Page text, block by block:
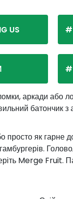
US
аркади або
батончик
просто як гарне
Merge